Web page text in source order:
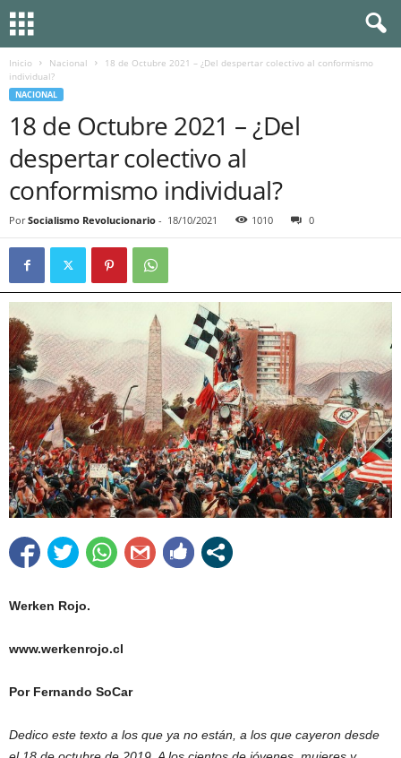
Inicio Nacional
18 de Octubre 2021 – ¿Del despertar colectivo al conformismo
individual?
NACIONAL
18 de Octubre 2021 – ¿Del
despertar colectivo al
conformismo individual?
Por Socialismo Revolucionario - 18/10/2021 1010 0
Werken Rojo.
www.werkenrojo.cl
Por Fernando SoCar
Dedico este texto a los que ya no están, a los que cayeron desde